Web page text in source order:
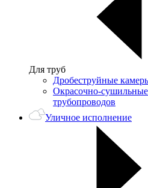
Для труб
Дробеструйные
Окрасочно-
трубопроводов
Уличное исполнение